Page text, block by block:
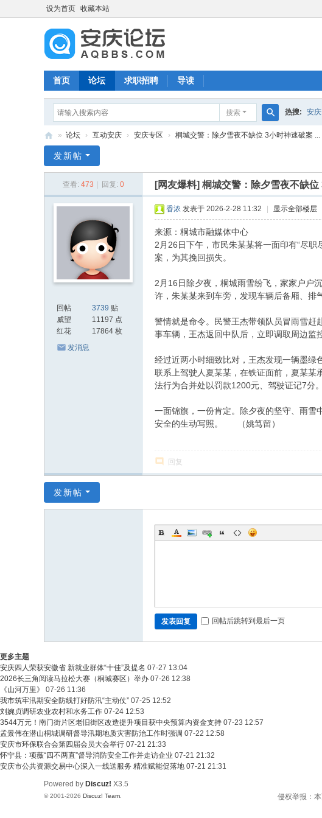
设为首页 收藏本站
首页 论坛 求职招聘 导读
搜索
搜
热搜: 安
庆
» 论坛 › 互动安庆 › 安庆专区 › 桐城交警：除夕雪夜不缺位 3小时神速破案 ...
发新帖
查看: 473 回复: 0 [网友爆料] 桐城交警：除夕雪夜不缺位
回帖 3739 贴
威望
11197 点
红花
17864 枚
发消息
香浓 发表于 2026-2-28 11:32 显示全部楼层
来源：桐城市融媒体中心
2月26日下午，市民朱某某将一面印有“尽
案，为其挽回损失。
2月16日除夕夜，桐城雨雪纷飞，家家户户
许，朱某某来到车旁，发现车辆后备厢、排
警情就是命令。民警王杰带领队员冒雨雪赶
事车辆，王杰返回中队后，立即调取周边监
经过近两小时细致比对，王杰发现一辆墨
联系上驾驶人夏某某，在铁证面前，夏某某
法行为合并处以罚款1200元、驾驶证记7分。
一面锦旗，一份肯定。除夕夜的坚守、雨雪
安全的生动写照。 （姚笃留）
回复
发新帖
发表回复 回帖后跳转到最后一页
更多主题
安庆四人荣获安徽省 新就业群体“十佳”及提名 07-27 13:04
2026长三角阅读马拉松大赛（桐城赛区）举办 07-26 12:38
《山河万里》
07-26 11:36
我市筑牢汛期安全防线打好防汛“主动仗” 07-25 12:52
刘婉贞调研农业农村和水务工作 07-24 12:53
3544万元！南门街片区老旧街区改造提升项目获中央预算内资金支持 07-23 12:57
孟景伟在潜山桐城调研督导汛期地质灾害防治工作时强调 07-22 12:58
安庆市环保联合会第四届会员大会举行 07-21 21:33
怀宁县：项薇“四不两直”督导消防安全工作并走访企业 07-21 21:32
安庆市公共资源交易中心深入一线送服务 精准赋能促落地 07-21 21:31
侵权举报：
Powered by Discuz! X3.5
© 2001-2026 Discuz! Team